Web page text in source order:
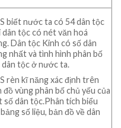
biết nước ta có 54 dân tộc
dân tộc có nét văn hoá
Dân tộc Kinh có số dân
nhất và tình hình phân bố
dân tộc ở nước ta.
rèn kĩ năng xác định trên
đồ vùng phân bố chủ yếu của
số dân tộc.Phân tích biểu
số liệu, bản đồ về dân